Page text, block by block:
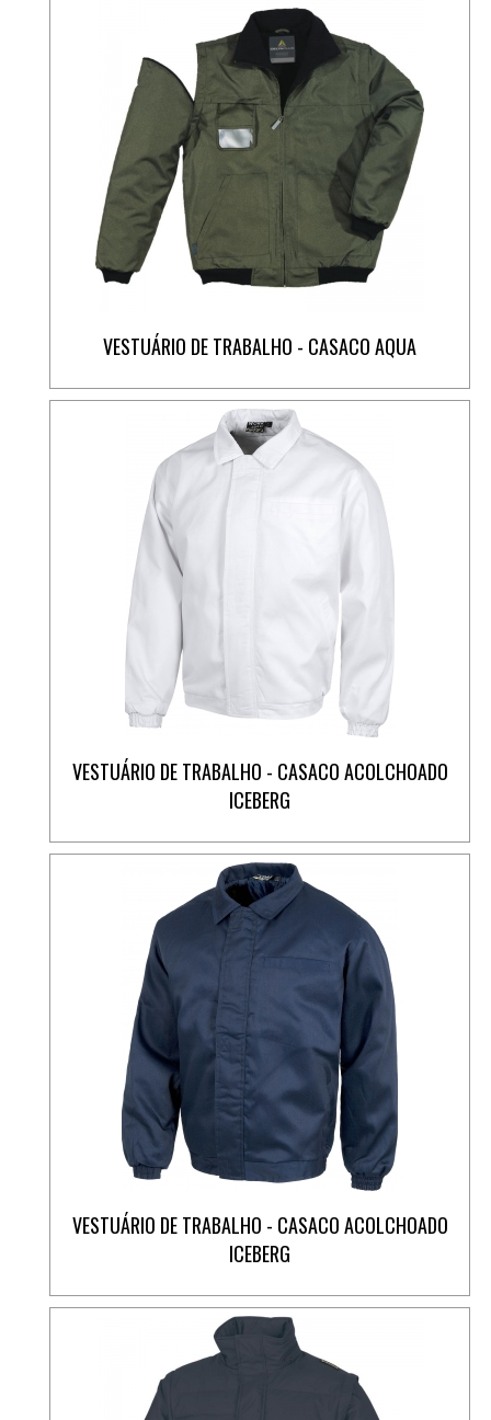
VESTUÁRIO DE TRABALHO - CASACO AQUA
VESTUÁRIO DE TRABALHO - CASACO ACOLCHOADO
ICEBERG
VESTUÁRIO DE TRABALHO - CASACO ACOLCHOADO
ICEBERG